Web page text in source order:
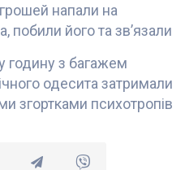
напали на
побили його та зв’язали
годину з багажем
одесита затримали
згортками психотропів